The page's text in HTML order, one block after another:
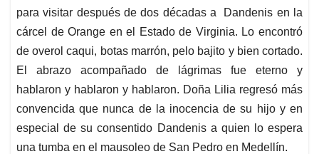
para visitar después de dos décadas a Dandenis en la
cárcel de Orange en el Estado de Virginia. Lo encontró
de overol caqui, botas marrón, pelo bajito y bien cortado.
El abrazo acompañado de lágrimas fue eterno y
hablaron y hablaron y hablaron. Doña Lilia regresó más
convencida que nunca de la inocencia de su hijo y en
especial de su consentido Dandenis a quien lo espera
una tumba en el mausoleo de San Pedro en Medellín.